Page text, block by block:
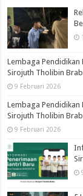
Lembaga Pendidikan
Sirojuth Tholibin
9 Februari 2026
Lembaga Pendidikan
Sirojuth Tholibin
9 Februari 2026